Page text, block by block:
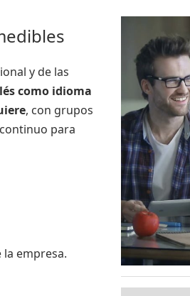
y de las
como idioma
, con grupos
para
empresa.